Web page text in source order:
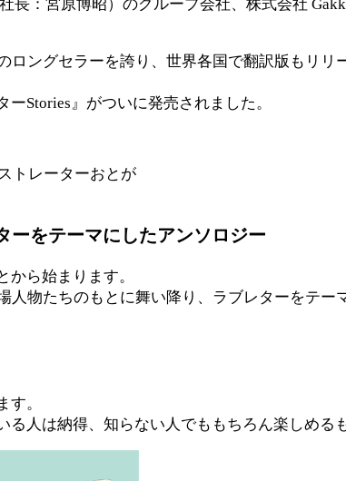
：宮原博昭）のグループ会社、株式会社
ロングセラーを誇り、世界各国で翻訳版もリ
Stories』がついに発売されました。
トレーターおとが
をテーマにしたアンソロジー
ら始まります。
物たちのもとに舞い降り、ラブレターをテー
。
人は納得、知らない人でももちろん楽しめる